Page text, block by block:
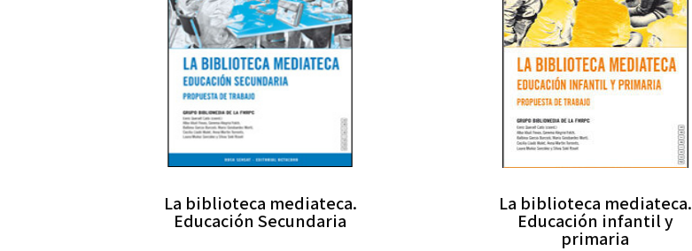
La biblioteca mediateca.
Educación Secundaria
La biblioteca mediateca.
Educación infantil y
primaria